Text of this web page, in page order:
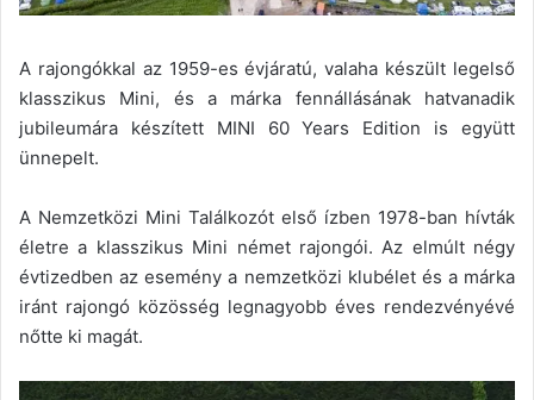
A rajongókkal az 1959-es évjáratú, valaha készült legelső
klasszikus Mini, és a márka fennállásának hatvanadik
jubileumára készített MINI 60 Years Edition is együtt
ünnepelt.
A Nemzetközi Mini Találkozót első ízben 1978-ban hívták
életre a klasszikus Mini német rajongói. Az elmúlt négy
évtizedben az esemény a nemzetközi klubélet és a márka
iránt rajongó közösség legnagyobb éves rendezvényévé
nőtte ki magát.